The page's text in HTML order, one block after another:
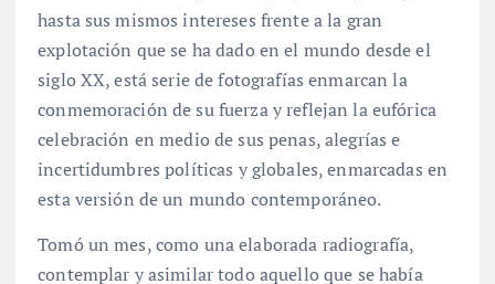
hasta sus mismos intereses frente a la gran
explotación que se ha dado en el mundo desde el
siglo XX, está serie de fotografías enmarcan la
conmemoración de su fuerza y reflejan la eufórica
celebración en medio de sus penas, alegrías e
incertidumbres políticas y globales, enmarcadas en
esta versión de un mundo contemporáneo.
Tomó un mes, como una elaborada radiografía,
contemplar y asimilar todo aquello que se había